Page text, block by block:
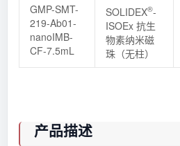
GMP-SMT-
219-Ab01-
nanoIMB-
CF-7.5mL
SOLIDEX®-
ISOEx 抗生
物素纳米磁
珠（无柱）
产品描述